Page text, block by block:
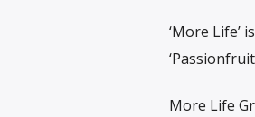
‘More Life’
More Life